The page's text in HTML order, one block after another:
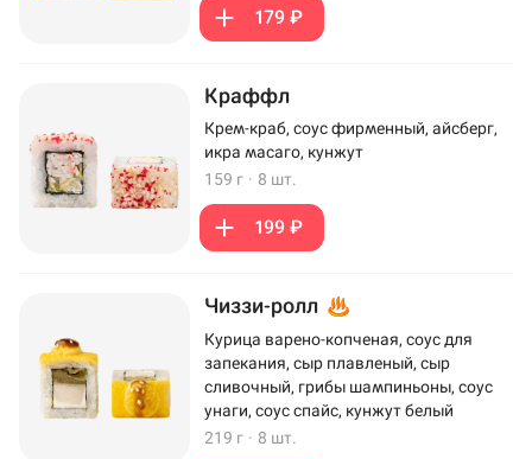
179 ₽
Краффл
Крем-краб, соус фирменный, айсберг,
икра масаго, кунжут
159 г · 8 шт.
199 ₽
Чиззи-ролл
Курица варено-копченая, соус для
запекания, сыр плавленый, сыр
сливочный, грибы шампиньоны, соус
унаги, соус спайс, кунжут белый
219 г · 8 шт.